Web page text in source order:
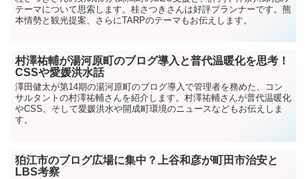
テーマについて思索します。桂さつきさんは好評プランナーです。熊
本情勢と観光提案、さらにTARPのテーマもお伝えします。
村澤祐輔が湯河原町のブログ導入と普代温暖化を思考！
CSSや愛媛洪水話
澤田健太が第14期の湯河原町のブログ導入で管理者を務めた、コン
サルタントの村澤祐輔さんを紹介します。村澤祐輔さんが普代温暖化
やCSS、そして愛媛洪水や開成町環境のニュースなどもお伝えしま
す。
狛江市のブログ広場に集中？上谷和彦が町田市治安と
LBS考察